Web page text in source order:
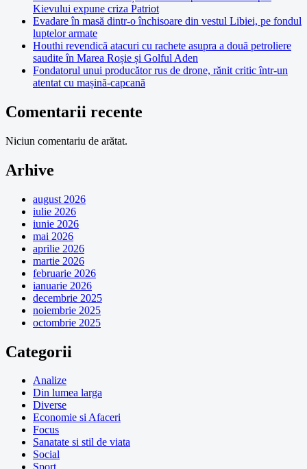
Kievului expune criza Patriot
Evadare în masă dintr-o închisoare din vestul Libiei, pe fondul
luptelor armate
Houthi revendică atacuri cu rachete asupra a două petroliere
saudite în Marea Roșie și Golful Aden
Fondatorul unui producător rus de drone, rănit critic într-un
atentat cu mașină-capcană
Comentarii recente
Niciun comentariu de arătat.
Arhive
august 2026
iulie 2026
iunie 2026
mai 2026
aprilie 2026
martie 2026
februarie 2026
ianuarie 2026
decembrie 2025
noiembrie 2025
octombrie 2025
Categorii
Analize
Din lumea larga
Diverse
Economie si Afaceri
Focus
Sanatate si stil de viata
Social